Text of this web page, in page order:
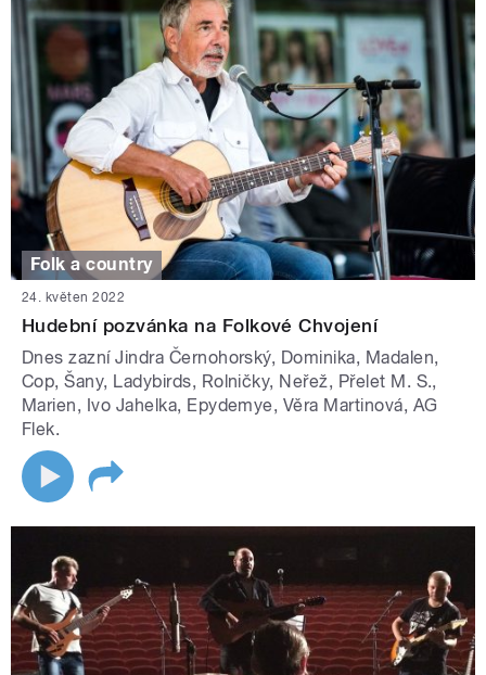
Folk a country
24. květen 2022
Hudební pozvánka na Folkové Chvojení
Dnes zazní Jindra Černohorský, Dominika, Madalen,
Cop, Šany, Ladybirds, Rolničky, Neřež, Přelet M. S.,
Marien, Ivo Jahelka, Epydemye, Věra Martinová, AG
Flek.